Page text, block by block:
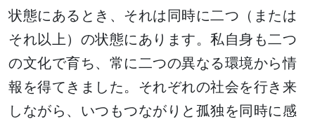
状態にあるとき、それは同時に二つ（または
それ以上）の状態にあります。私自身も二つ
の文化で育ち、常に二つの異なる環境から情
報を得てきました。それぞれの社会を行き来
しながら、いつもつながりと孤独を同時に感